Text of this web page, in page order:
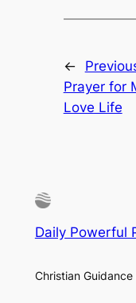
←
Prayer for
Love Life
Daily Powerful
Christian